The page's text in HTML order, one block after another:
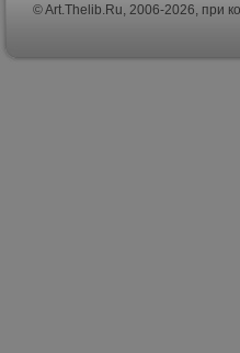
© Art.Thelib.Ru, 2006-2026, при